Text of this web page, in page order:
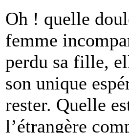
Oh ! quelle
femme
perdu sa fille,
son unique
rester. Quelle
l’étrangère